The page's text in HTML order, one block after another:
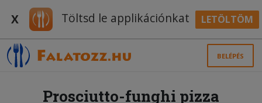
X Töltsd le applikációnkat LETÖLTÖM
BELÉPÉS
Prosciutto-funghi pizza